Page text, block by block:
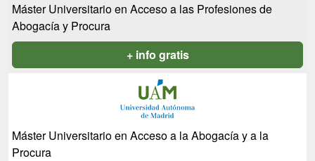
Máster Universitario en Acceso a las Profesiones de
Abogacía y Procura
+ info gratis
Máster Universitario en Acceso a la Abogacía y a la
Procura